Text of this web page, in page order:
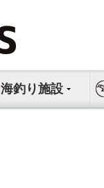
海釣り施設